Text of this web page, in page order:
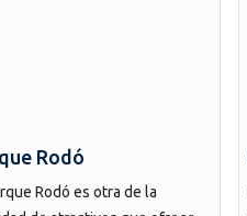
Rodó
Rodó es otra de la